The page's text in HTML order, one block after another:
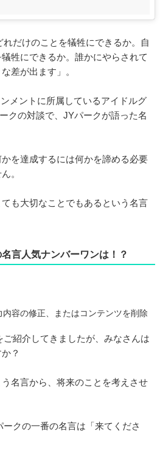
だけのことを犠牲にできるか。自
牲にできるか。誰かにやらされて
差が出ます」。
メントに所属しているアイドルグ
クの対談で、JYパークが語った名
を達成するには何かを諦める必要
。
も大切なことでもあるという名言
言人気ナンバーワンは！？
容の修正、またはコンテンツを削除
紹介してきましたが、みなさんは
？
名言から、将来のことを考えさせ
クの一番の名言は「来てくださ